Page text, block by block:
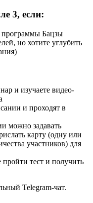
3, если:
программы Бацзы
но хотите углубить
и изучаете видео-
и проходят в
можно задавать
карту (одну или
участников) для
тест и получить
Telegram-чат.